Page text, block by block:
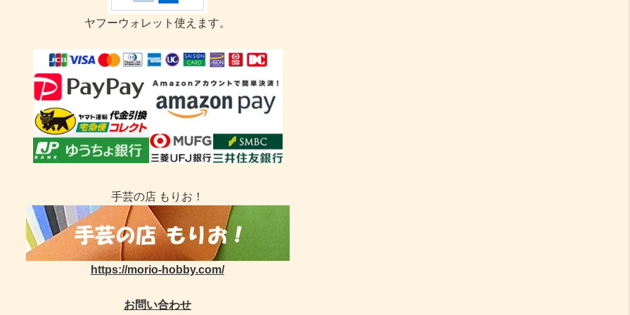
ヤフーウォレット使えます。
手芸の店 もりお！
https://morio-hobby.com/
お問い合わせ